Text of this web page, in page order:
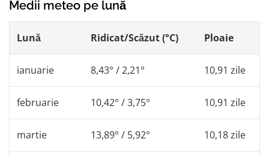
Medii meteo pe lună
Lună Ridicat/Scăzut (°C) Ploaie
ianuarie 8,43° / 2,21° 10,91 zile
februarie 10,42° / 3,75° 10,91 zile
martie 13,89° / 5,92° 10,18 zile